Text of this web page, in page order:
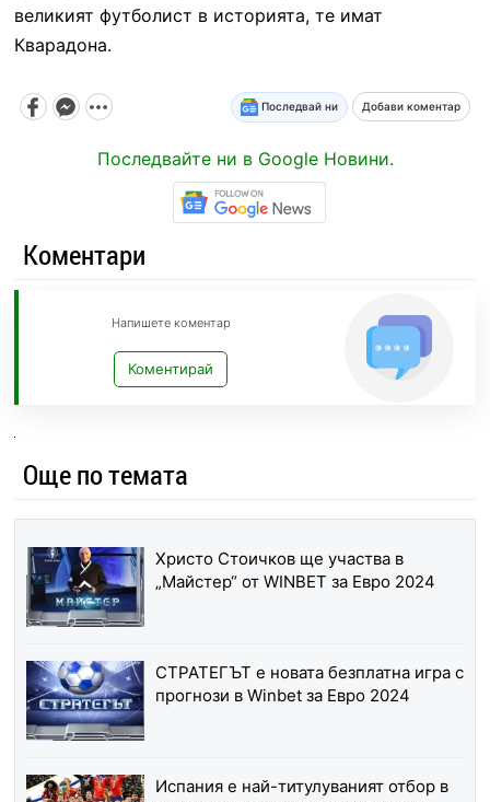
великият футболист в историята, те имат
Кварадона.
Последвай ни Добави коментар
Последвайте ни в Google Новини.
Коментари
Напишете коментар
Коментирай
Още по темата
Христо Стоичков ще участва в
„Майстер“ от WINBET за Евро 2024
СТРАТЕГЪТ е новата безплатна игра с
прогнози в Winbet за Евро 2024
Испания е най-титулуваният отбор в